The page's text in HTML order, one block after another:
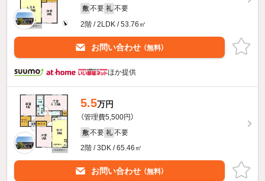
敷 不要 礼 不要
2階 / 2LDK / 53.76㎡
お問い合わせ （無料）
ほか提供
5.5万円
（管理費5,500円）
敷 不要 礼 不要
2階 / 3DK / 65.46㎡
お問い合わせ （無料）